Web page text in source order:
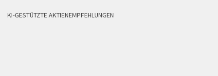
KI-GESTÜTZTE AKTIENEMPFEHLUNGEN